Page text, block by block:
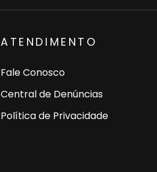
ATENDIMENTO
Fale Conosco
Central de Denúncias
Política de Privacidade